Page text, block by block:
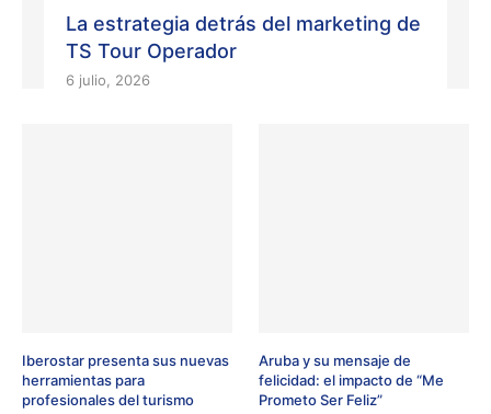
La estrategia detrás del marketing de
TS Tour Operador
6 julio, 2026
Iberostar presenta sus nuevas
herramientas para
profesionales del turismo
Aruba y su mensaje de
felicidad: el impacto de “Me
Prometo Ser Feliz”